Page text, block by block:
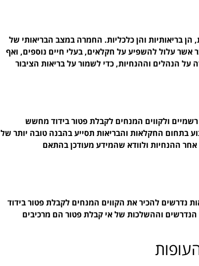
בריאותיות והן כלכליות. החמרה במצב הבריאותי של
עלול להשפיע על חקלאים, בעלי חיים נוספים, ואף
על הנהלים וההנחיות, כדי לשמור על בריאות הציבור
ולקווים המנחים לקבלת פטור בידוד מחשש
בתחום החקלאות והבריאות תסייע בהבנה טובה יותר של
ההנחיות ולוודא שהמידע מעודכן בהתאם
נדרשים להכיר את הקווים המנחים לקבלת פטור בידוד
וההשלכות של אי קבלת פטור הם מרכיבים